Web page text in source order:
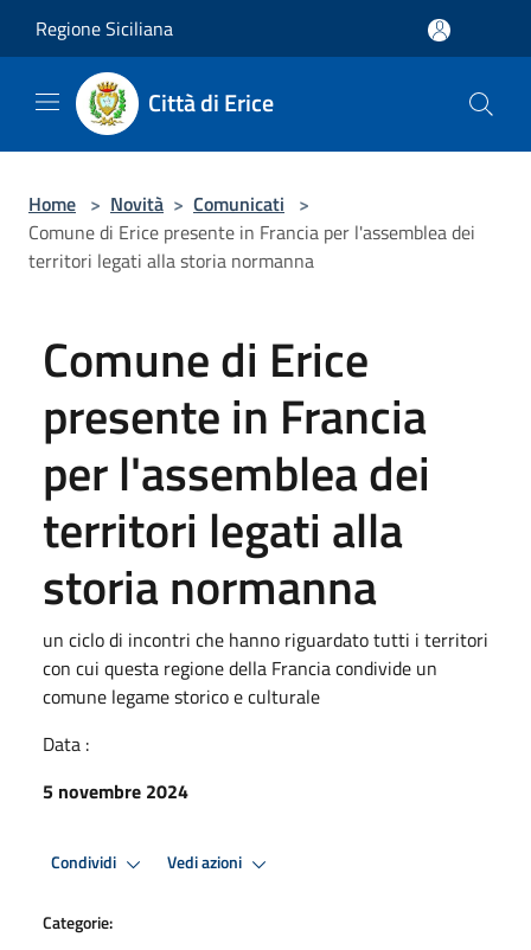
Regione Siciliana
Città di Erice
Home > Novità > Comunicati >
Comune di Erice presente in Francia per l'assemblea dei
territori legati alla storia normanna
Comune di Erice
presente in Francia
per l'assemblea dei
territori legati alla
storia normanna
un ciclo di incontri che hanno riguardato tutti i territori
con cui questa regione della Francia condivide un
comune legame storico e culturale
Data :
5 novembre 2024
Condividi Vedi azioni
Categorie: